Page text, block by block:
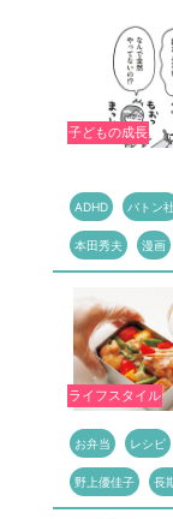
子どもの成長
ADHD バトン
本田秀夫 漫画
ライフスタイル
お弁当 レシピ
野上優佳子 長